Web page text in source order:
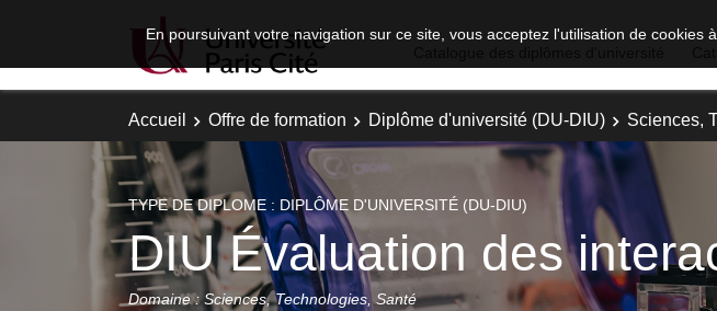
En poursuivant votre navigation sur ce site, vous acceptez l'utilisation de cookies
Accueil Offre de formation Diplôme d'université (DU-DIU) Sciences,
TYPE DE DIPLOME : DIPLÔME D'UNIVERSITÉ (DU-DIU)
DIU Évaluation des
Domaine : Sciences, Technologies, Santé